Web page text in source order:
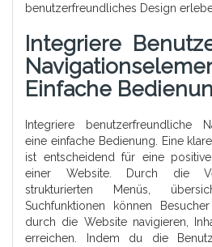
benutzerfreundliches Design
Integriere
Einfache
Integriere benutzerfreundliche
eine einfache Bedienung. Eine
ist entscheidend für eine
einer Website. Durch die
strukturierten Menüs,
Suchfunktionen können
durch die Website navigieren,
erreichen. Indem du die